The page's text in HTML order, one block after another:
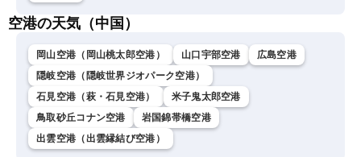
空港の天気（中国）
岡山空港（岡山桃太郎空港） 山口宇部空港
広島空港
隠岐空港（隠岐世界ジオパーク空港）
石見空港（萩・石見空港）
米子鬼太郎空港
鳥取砂丘コナン空港
岩国錦帯橋空港
出雲空港（出雲縁結び空港）